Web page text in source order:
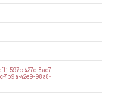
597c-427d-8ac7-
7b9a-42e9-98a8-